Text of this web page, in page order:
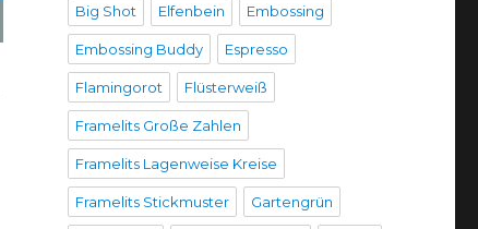
Big Shot Elfenbein Embossing
Embossing Buddy Espresso
Flamingorot Flüsterweiß
Framelits Große Zahlen
Framelits Lagenweise Kreise
Framelits Stickmuster Gartengrün